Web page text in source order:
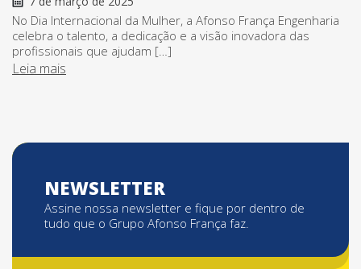
No Dia Internacional da Mulher, a Afonso França Engenharia
celebra o talento, a dedicação e a visão inovadora das
profissionais que ajudam […]
Leia mais
NEWSLETTER
Assine nossa newsletter e fique por dentro de
tudo que o Grupo Afonso França faz.